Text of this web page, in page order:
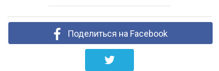
Поделиться на Facebook